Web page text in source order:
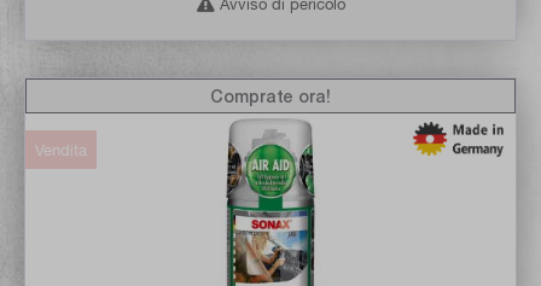
Avviso di pericolo
Vendita
Comprate ora!